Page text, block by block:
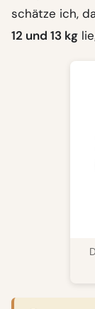
schätze ich,
12 und 13 kg